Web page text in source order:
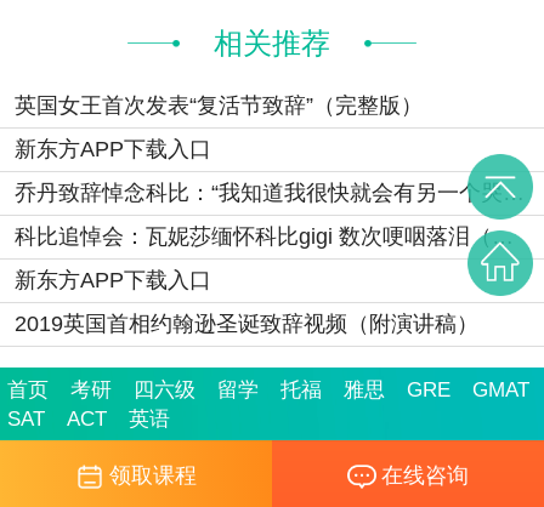
相关推荐
英国女王首次发表“复活节致辞”（完整版）
新东方APP下载入口
乔丹致辞悼念科比：“我知道我很快就会有另一个哭泣的表情包了
科比追悼会：瓦妮莎缅怀科比gigi 数次哽咽落泪（视频）
新东方APP下载入口
2019英国首相约翰逊圣诞致辞视频（附演讲稿）
首页 考研 四六级 留学 托福 雅思 GRE
GMAT
SAT
ACT 英语
领取课程 在线咨询